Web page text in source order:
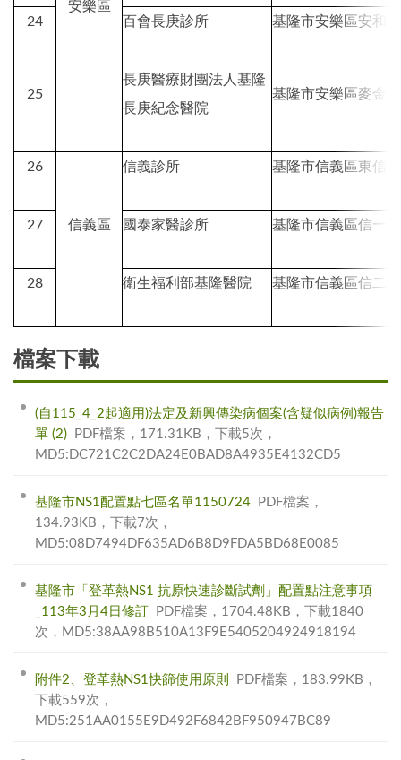
安樂區
24
百會長庚診所 基隆市安樂區安和
25
長庚醫療財團法人基隆
長庚紀念醫院
基隆市安樂區麥金路
26
信義區
信義診所 基隆市信義區東信路
27 國泰家醫診所 基隆市信義區信一路
28 衛生福利部基隆醫院 基隆市信義區信二路
檔案下載
(自115_4_2起適用)法定及新興傳染病個案(含疑似病例)報告
單 (2)
PDF檔案，171.31KB，下載5次，
MD5:DC721C2C2DA24E0BAD8A4935E4132CD5
基隆市NS1配置點七區名單1150724
PDF檔案，
134.93KB，下載7次，
MD5:08D7494DF635AD6B8D9FDA5BD68E0085
基隆市「登革熱NS1 抗原快速診斷試劑」配置點注意事項
_113年3月4日修訂
PDF檔案，1704.48KB，下載1840
次，MD5:38AA98B510A13F9E5405204924918194
附件2、登革熱NS1快篩使用原則
PDF檔案，183.99KB，
下載559次，
MD5:251AA0155E9D492F6842BF950947BC89